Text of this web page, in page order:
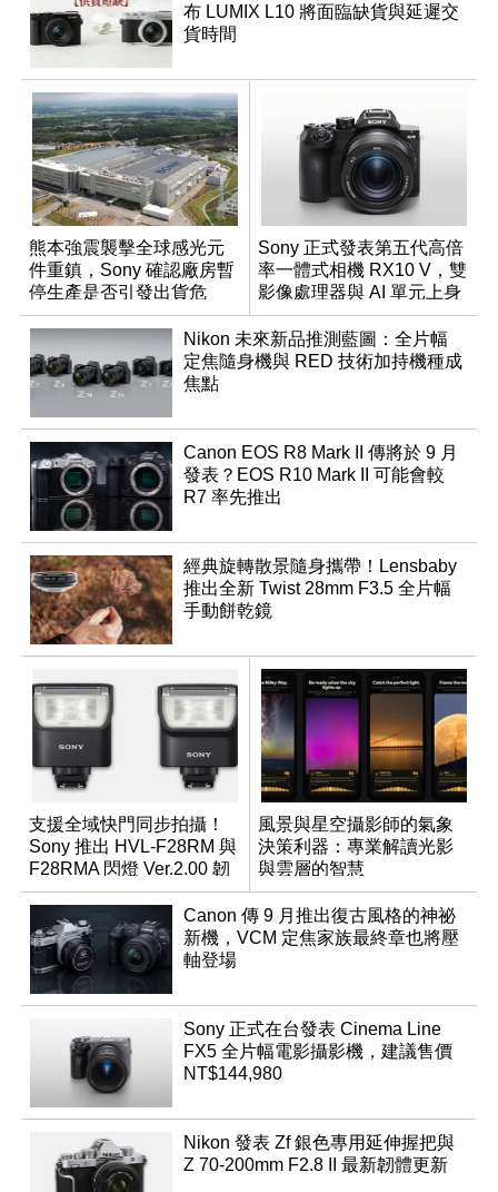
布 LUMIX L10 將面臨缺貨與延遲交
貨時間
熊本強震襲擊全球感光元
件重鎮，Sony 確認廠房暫
停生產是否引發出貨危
機？
Sony 正式發表第五代高倍
率一體式相機 RX10 V，雙
影像處理器與 AI 單元上身
Nikon 未來新品推測藍圖：全片幅
定焦隨身機與 RED 技術加持機種成
焦點
Canon EOS R8 Mark II 傳將於 9 月
發表？EOS R10 Mark II 可能會較
R7 率先推出
經典旋轉散景隨身攜帶！Lensbaby
推出全新 Twist 28mm F3.5 全片幅
手動餅乾鏡
支援全域快門同步拍攝！
Sony 推出 HVL-F28RM 與
F28RMA 閃燈 Ver.2.00 韌
體
風景與星空攝影師的氣象
決策利器：專業解讀光影
與雲層的智慧
App「Atmos」登場
Canon 傳 9 月推出復古風格的神祕
新機，VCM 定焦家族最終章也將壓
軸登場
Sony 正式在台發表 Cinema Line
FX5 全片幅電影攝影機，建議售價
NT$144,980
Nikon 發表 Zf 銀色專用延伸握把與
Z 70-200mm F2.8 II 最新韌體更新